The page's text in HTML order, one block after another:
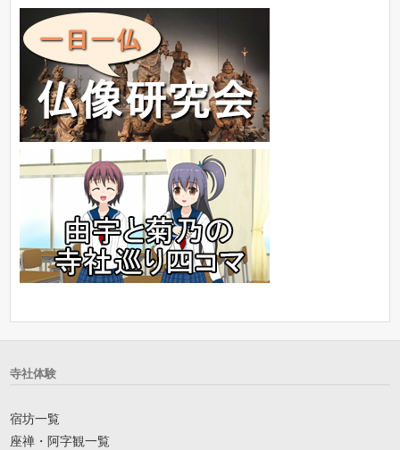
寺社体験
宿坊一覧
座禅・阿字観一覧